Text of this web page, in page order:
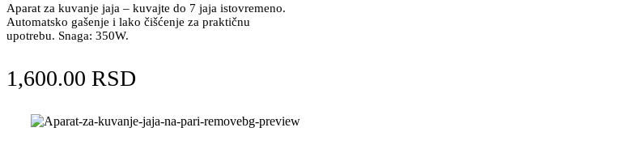
Aparat za kuvanje jaja – kuvajte do 7 jaja istovremeno.
Automatsko gašenje i lako čišćenje za praktičnu
upotrebu. Snaga: 350W.
1,600.00 RSD